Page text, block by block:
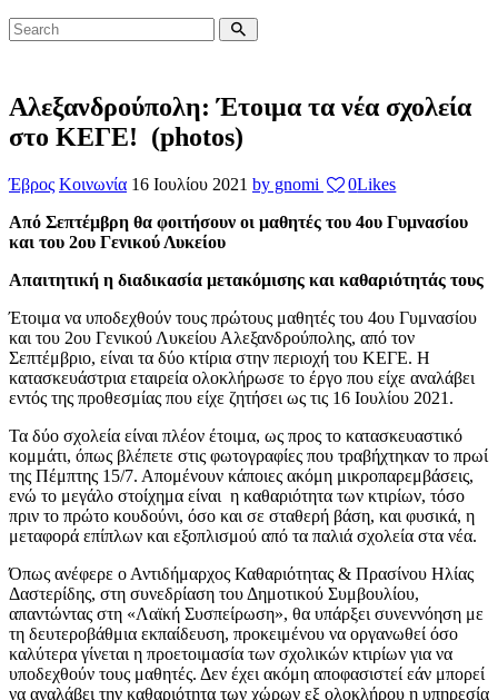
Αλεξανδρούπολη: Έτοιμα τα νέα σχολεία
στο ΚΕΓΕ! (photos)
Έβρος Κοινωνία 16 Ιουλίου 2021 by gnomi 0Likes
Από Σεπτέμβρη θα φοιτήσουν οι μαθητές του 4ου Γυμνασίου
και του 2ου Γενικού Λυκείου
Απαιτητική η διαδικασία μετακόμισης και καθαριότητάς τους
Έτοιμα να υποδεχθούν τους πρώτους μαθητές του 4ου Γυμνασίου
και του 2ου Γενικού Λυκείου Αλεξανδρούπολης, από τον
Σεπτέμβριο, είναι τα δύο κτίρια στην περιοχή του ΚΕΓΕ. Η
κατασκευάστρια εταιρεία ολοκλήρωσε το έργο που είχε αναλάβει
εντός της προθεσμίας που είχε ζητήσει ως τις 16 Ιουλίου 2021.
Τα δύο σχολεία είναι πλέον έτοιμα, ως προς το κατασκευαστικό
κομμάτι, όπως βλέπετε στις φωτογραφίες που τραβήχτηκαν το πρωί
της Πέμπτης 15/7. Απομένουν κάποιες ακόμη μικροπαρεμβάσεις,
ενώ το μεγάλο στοίχημα είναι η καθαριότητα των κτιρίων, τόσο
πριν το πρώτο κουδούνι, όσο και σε σταθερή βάση, και φυσικά, η
μεταφορά επίπλων και εξοπλισμού από τα παλιά σχολεία στα νέα.
Όπως ανέφερε ο Αντιδήμαρχος Καθαριότητας & Πρασίνου Ηλίας
Δαστερίδης, στη συνεδρίαση του Δημοτικού Συμβουλίου,
απαντώντας στη «Λαϊκή Συσπείρωση», θα υπάρξει συνεννόηση με
τη δευτεροβάθμια εκπαίδευση, προκειμένου να οργανωθεί όσο
καλύτερα γίνεται η προετοιμασία των σχολικών κτιρίων για να
υποδεχθούν τους μαθητές. Δεν έχει ακόμη αποφασιστεί εάν μπορεί
να αναλάβει την καθαριότητα των χώρων εξ ολοκλήρου η υπηρεσία